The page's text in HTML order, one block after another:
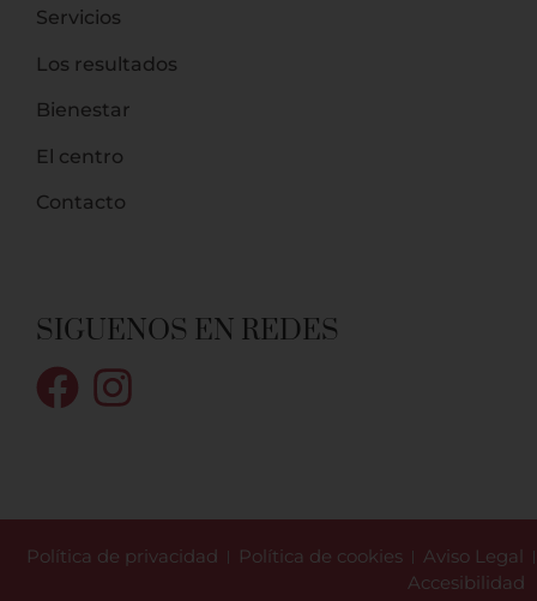
SIGUENOS EN REDES
Servicios
Los resultados
Bienestar
El centro
Contacto
Política de privacidad Política de cookies
Aviso Legal
Accesibilidad